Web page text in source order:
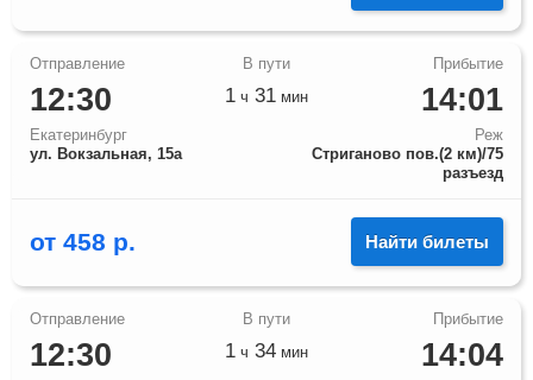
12:30
Екатеринбург
ул. Вокзальная, 15а
14:01
Реж
Стриганово пов.(2 км)/75
разъезд
1 ч 31 мин
от 458 р. Найти билеты
12:30 14:04
1 ч 34 мин